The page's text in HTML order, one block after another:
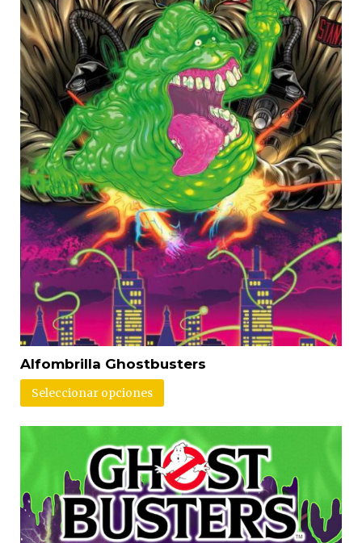
Alfombrilla Ghostbusters
Seleccionar opciones